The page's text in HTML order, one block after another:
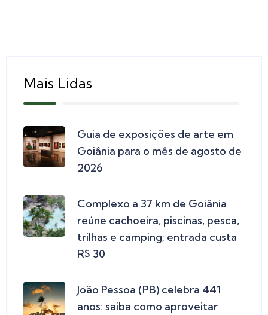
Mais Lidas
Guia de exposições de arte em
Goiânia para o mês de agosto de
2026
Complexo a 37 km de Goiânia
reúne cachoeira, piscinas, pesca,
trilhas e camping; entrada custa
R$ 30
João Pessoa (PB) celebra 441
anos: saiba como aproveitar